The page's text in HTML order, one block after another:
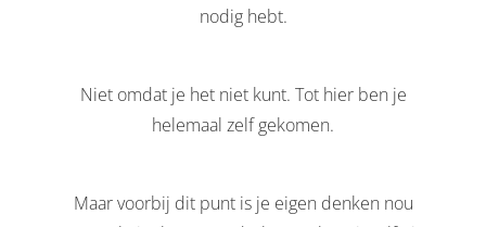
nodig hebt.
Niet omdat je het niet kunt. Tot hier ben je
helemaal zelf gekomen.
Maar voorbij dit punt is je eigen denken nou